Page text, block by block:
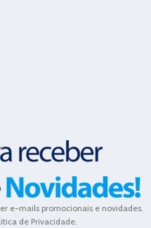
e-mails promocionais e novidades.
de Privacidade.